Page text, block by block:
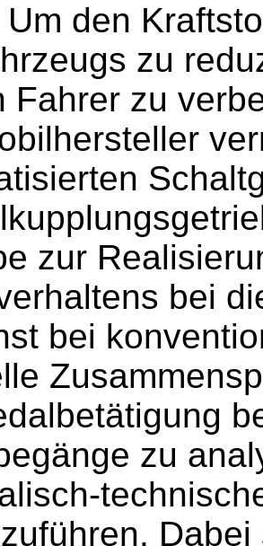
Um den
zu
Fahrer zu
zur
bei
bei
zu